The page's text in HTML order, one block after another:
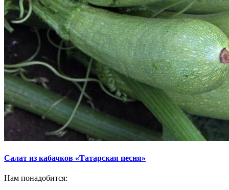
Салат из кабачков «Татарская песня»
Нам понадобится: